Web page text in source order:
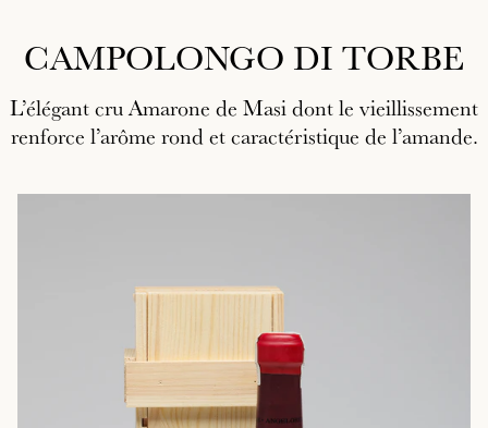
CAMPOLONGO DI TORBE
L’élégant cru Amarone de Masi dont le vieillissement
renforce l’arôme rond et caractéristique de l’amande.